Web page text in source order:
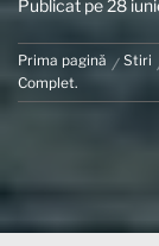
Publicat pe28
Prima pagină Stiri
Complet.